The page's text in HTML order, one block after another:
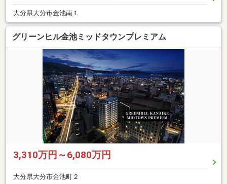
大分県大分市金池南１
グリーンヒル金池ミッドタウンプレミアム
3,310万円～6,080万円
大分県大分市金池町２